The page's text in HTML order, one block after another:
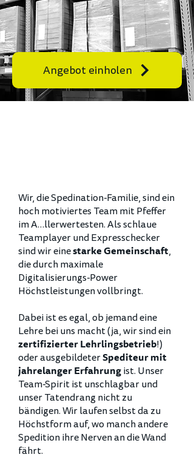
Angebot einholen
Wir, die Spedination-Familie, sind ein
hoch motiviertes Team mit Pfeffer
im A…llerwertesten. Als schlaue
Teamplayer und Expresschecker
sind wir einestarke Gemeinschaft,
die durch maximale
Digitalisierungs-Power
Höchstleistungen vollbringt.
Dabei ist es egal, ob jemand eine
Lehre bei uns macht (ja, wir sind ein
zertifizierter Lehrlingsbetrieb!)
oder ausgebildeterSpediteur mit
jahrelanger Erfahrung ist. Unser
Team-Spirit ist unschlagbar und
unser Tatendrang nicht zu
bändigen. Wir laufen selbst da zu
Höchstform auf, wo manch andere
Spedition ihre Nerven an die Wand
fährt.